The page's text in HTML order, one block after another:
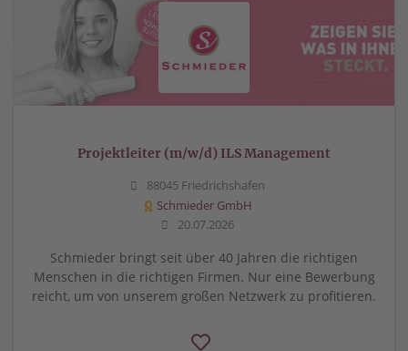
Projektleiter (m/w/d) ILS Management
88045 Friedrichshafen
Schmieder GmbH
20.07.2026
Schmieder bringt seit über 40 Jahren die richtigen
Menschen in die richtigen Firmen. Nur eine Bewerbung
reicht, um von unserem großen Netzwerk zu profitieren.